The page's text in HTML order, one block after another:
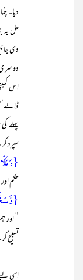
دیا۔
حل یہ
دی
اس
پہلے
سپرد
{وَ
حکم اور
{وَّ
تسبیح
اسی